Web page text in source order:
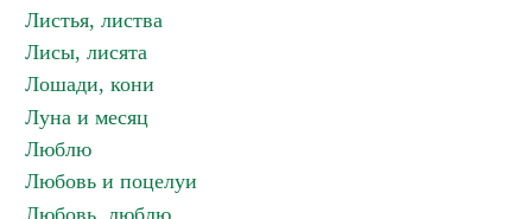
Листья, листва
Лисы, лисята
Лошади, кони
Луна и месяц
Люблю
Любовь и поцелуи
Любовь, люблю